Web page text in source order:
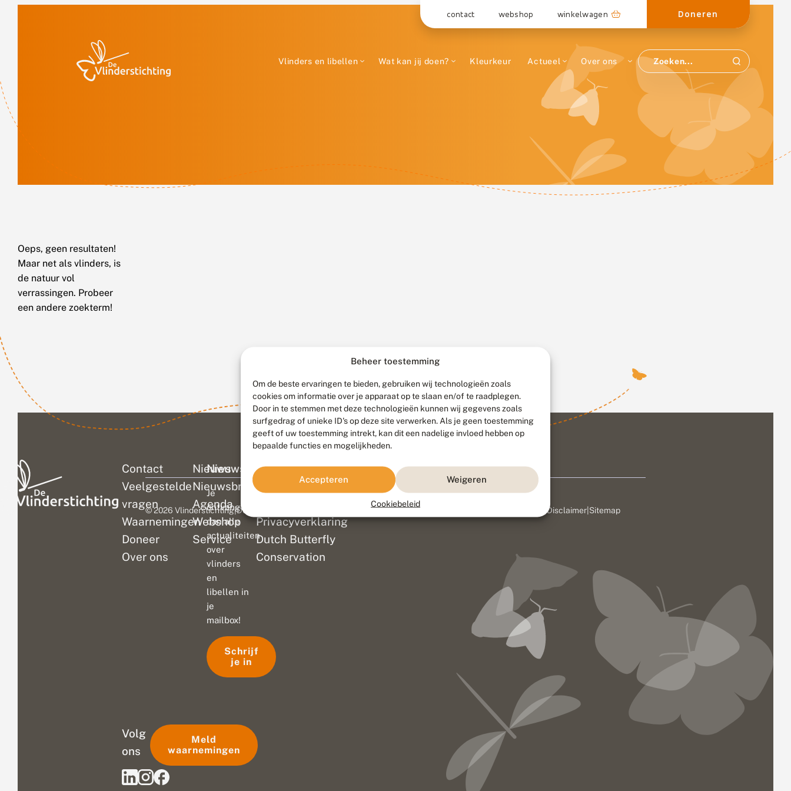
Beheer toestemming
Om de beste ervaringen te bieden, gebruiken wij technologieën zoals
cookies om informatie over je apparaat op te slaan en/of te raadplegen.
Door in te stemmen met deze technologieën kunnen wij gegevens zoals
surfgedrag of unieke ID's op deze site verwerken. Als je geen toestemming
geeft of uw toestemming intrekt, kan dit een nadelige invloed hebben op
bepaalde functies en mogelijkheden.
Accepteren Weigeren
Cookiebeleid
contact webshop winkelwagen Doneren
Vlinders en libellen Wat kan jij doen? Kleurkeur Actueel Over ons
Oeps, geen resultaten!
Maar net als vlinders, is
de natuur vol
verrassingen. Probeer
een andere zoekterm!
Contact
Veelgestelde
vragen
Waarnemingen
Doneer
Over ons
Nieuws
Nieuwsbrief
Agenda
Webshop
Service
Colofon
Disclaimer
Privacyverklaring
Dutch Butterfly
Conservation
Nieuwsbrief
Je
ontvangt
dan alle
actualiteiten
over
vlinders
en
libellen in
je
mailbox!
Schrijf
je in
Volg
ons
Meld
waarnemingen
© 2026 Vlinderstichting|Duurzaam ontwikkeld door Go2People, ontworpen door Disclaimer Sitemap